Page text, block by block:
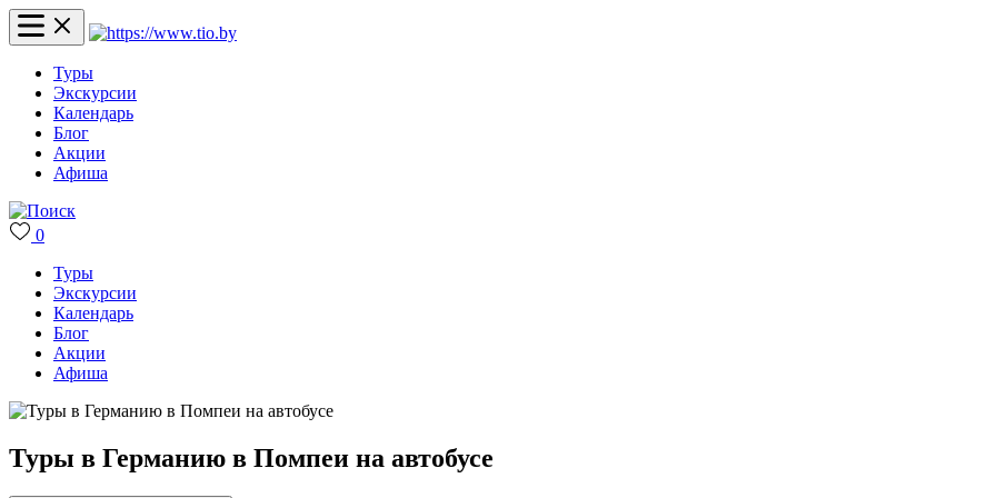
Туры
Экскурсии
Календарь
Блог
Акции
Афиша
0
Туры
Экскурсии
Календарь
Блог
Акции
Афиша
Туры в Германию в Помпеи на автобусе